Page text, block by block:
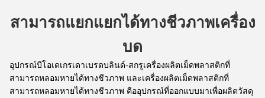
สามารถแยกแยกได้ทางชีวภาพเครื่อง
บด
อุปกรณ์บีโอเดเกรเดาเบรดบลินด์-สกรูเครื่องผลิตเม็ดพลาสติกที่
สามารถหลอมหายได้ทางชีวภาพ และเครื่องผลิตเม็ดพลาสติกที่
สามารถหลอมหายได้ทางชีวภาพ คืออุปกรณ์ที่ออกแบบมาเพื่อผลิตวัสดุ